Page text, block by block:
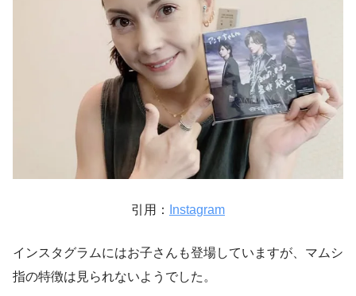
引用： Instagram
インスタグラムにはお子さんも登場していますが、マムシ
指の特徴は見られないようでした。